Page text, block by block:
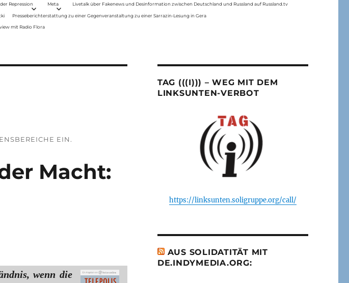
Repression Meta Livetalk über Fakenews und Desinformation zwischen Deutschland und Russland auf Russland.tv
Presseberichterstattung zu einer Gegenveranstaltung zu einer Sarrazin-Lesung in Gera
mit Radio Flora
EIN.
Macht:
wenn die
TAG (((I))) – WEG MIT DEM
LINKSUNTEN-VERBOT
https://linksunten.soligruppe.org/call/
AUS SOLIDATITÄT MIT
DE.INDYMEDIA.ORG: